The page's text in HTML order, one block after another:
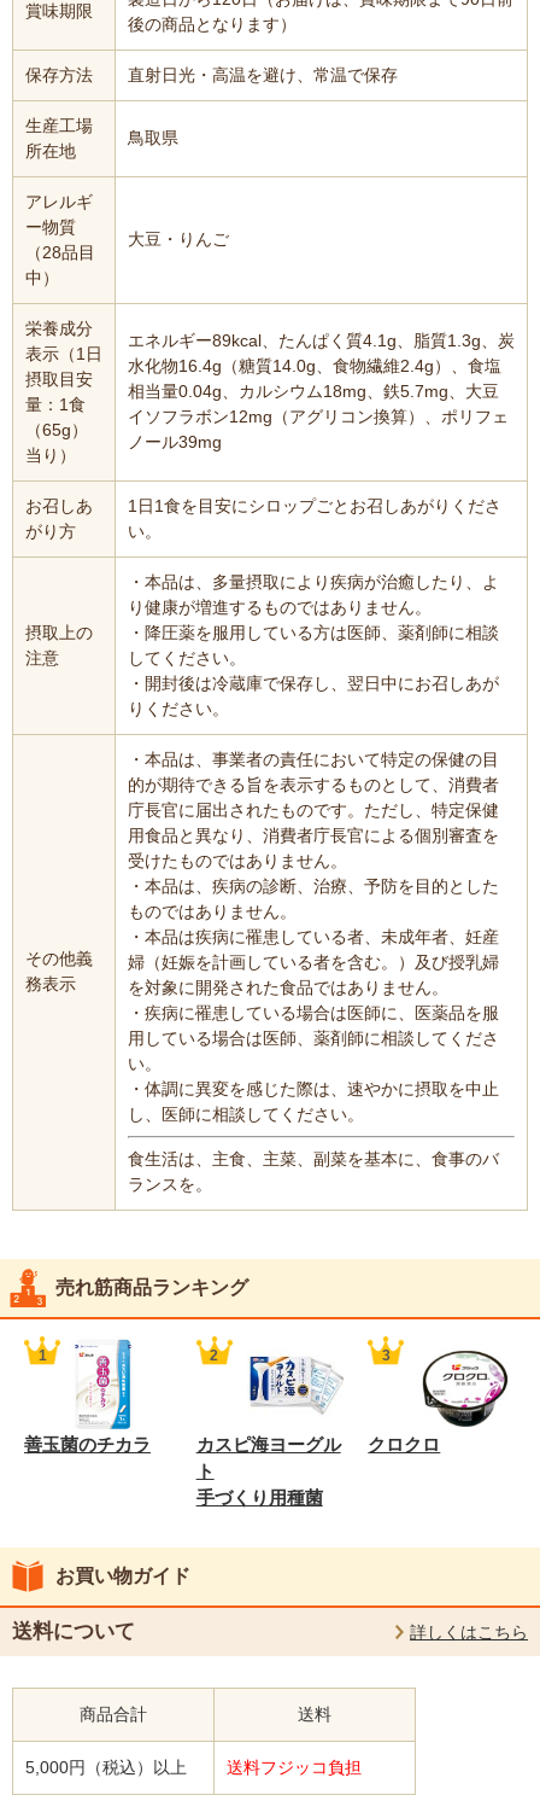
賞味期限
後の商品となります）
保存方法 直射日光・高温を避け、常温で保存
生産工場
所在地
鳥取県
アレルギ
ー物質
（28品目
中）
大豆・りんご
栄養成分
表示（1日
摂取目安
量：1食
（65g）
当り）
エネルギー89kcal、たんぱく質4.1g、脂質1.3g、炭
水化物16.4g（糖質14.0g、食物繊維2.4g）、食塩
相当量0.04g、カルシウム18mg、鉄5.7mg、大豆
イソフラボン12mg（アグリコン換算）、ポリフェ
ノール39mg
お召しあ
がり方
1日1食を目安にシロップごとお召しあがりくださ
い。
摂取上の
注意
・本品は、多量摂取により疾病が治癒したり、よ
り健康が増進するものではありません。
・降圧薬を服用している方は医師、薬剤師に相談
してください。
・開封後は冷蔵庫で保存し、翌日中にお召しあが
りください。
その他義
務表示
・本品は、事業者の責任において特定の保健の目
的が期待できる旨を表示するものとして、消費者
庁長官に届出されたものです。ただし、特定保健
用食品と異なり、消費者庁長官による個別審査を
受けたものではありません。
・本品は、疾病の診断、治療、予防を目的とした
ものではありません。
・本品は疾病に罹患している者、未成年者、妊産
婦（妊娠を計画している者を含む。）及び授乳婦
を対象に開発された食品ではありません。
・疾病に罹患している場合は医師に、医薬品を服
用している場合は医師、薬剤師に相談してくださ
い。
・体調に異変を感じた際は、速やかに摂取を中止
し、医師に相談してください。
食生活は、主食、主菜、副菜を基本に、食事のバ
ランスを。
売れ筋商品ランキング
善玉菌のチカラ
カスピ海ヨーグル
ト
手づくり用種菌
クロクロ
お買い物ガイド
送料について 詳しくはこちら
商品合計 送料
5,000円（税込）以上 送料フジッコ負担